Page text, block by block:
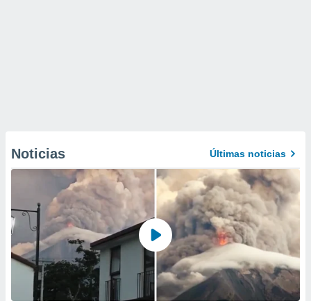
Noticias Últimas noticias